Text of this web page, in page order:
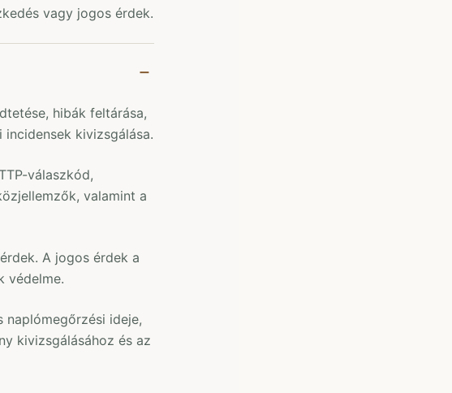
vagy jogos érdek.
hibák feltárása,
kivizsgálása.
válaszkód,
valamint a
A jogos érdek a
védelme.
naplómegőrzési ideje,
kivizsgálásához és az